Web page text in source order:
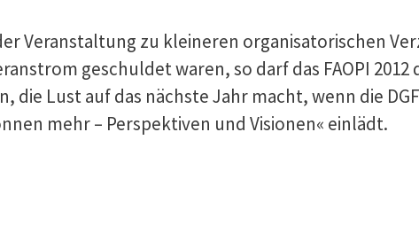
Veranstaltung zu kleineren organisatorischen
geschuldet waren, so darf das FAOPI
Lust auf das nächste Jahr macht, wenn die DGF
mehr – Perspektiven und Visionen« einlädt.